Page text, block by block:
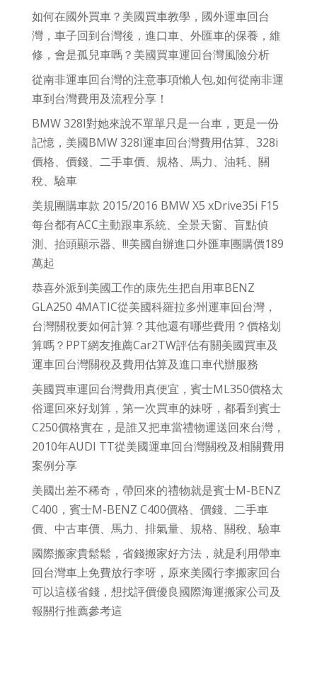
如何在國外買車？美國買車教學，國外運車回台
灣，車子回到台灣後，進口車、外匯車的保養，維
修，會是孤兒車嗎？美國買車運回台灣風險分析
從南非運車回台灣的注意事項懶人包,如何從南非運
車到台灣費用及流程分享！
BMW 328I對她來說不單單只是一台車，更是一份
記憶，美國BMW 328I運車回台灣費用估算、328i
價格、價錢、二手車價、規格、馬力、油耗、關
稅、驗車
美規團購車款 2015/2016 BMW X5 xDrive35i F15
每台都有ACC主動跟車系統、全景天窗、盲點偵
測、抬頭顯示器、!!!美國自辦進口外匯車團購價189
萬起
恭喜外派到美國工作的康先生把自用車BENZ
GLA250 4MATIC從美國科羅拉多州運車回台灣，
台灣關稅要如何計算？其他還有哪些費用？價格划
算嗎？PPT網友推薦Car2TW評估有關美國買車及
運車回台灣關稅及費用估算及進口車代辦服務
美國買車運回台灣費用真便宜，賓士ML350價格太
俗運回來好划算，第一次買車的妹呀，都看到賓士
C250價格實在，是誰又把車當禮物運送回來台灣，
2010年AUDI TT從美國運車回台灣關稅及相關費用
案例分享
美國出差不稀奇，帶回來的禮物就是賓士M-BENZ
C400，賓士M-BENZ C400價格、價錢、二手車
價、中古車價、馬力、排氣量、規格、關稅、驗車
國際搬家貴鬆鬆，省錢搬家好方法，就是利用帶車
回台灣車上免費放行李呀，原來美國行李搬家回台
可以這樣省錢，想找評價優良國際海運搬家公司及
報關行推薦參考這